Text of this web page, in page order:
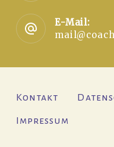
E-Mail:
Kontakt
Impressum